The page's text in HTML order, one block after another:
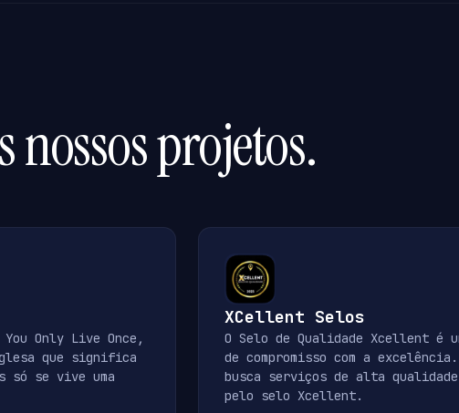
nossos projetos.
Only Live Once,
que significa
só se vive uma
XCellent Selos
O Selo de Qualidade Xcellent é
de compromisso com a
busca serviços de alta
pelo selo Xcellent.